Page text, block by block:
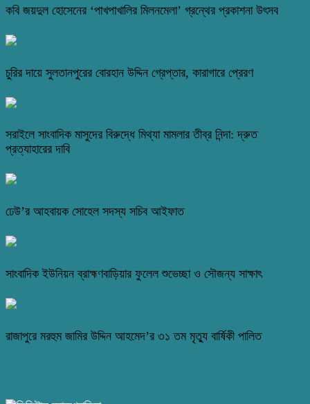
কবি জয়দুল হোসেনের ‘পাখপাখালির মিলনমেলা’ গ্রন্থের প্রকাশনা উৎসব
চুরির দায়ে সুলতানপুরের বোরহান উদ্দিন গ্রেপ্তার, কারাগারে প্রেরণ
সরাইলে সাংবাদিক মাসুদের বিরুদ্ধে মিথ্যা মামলার তীব্র নিন্দা: দ্রুত
প্রত্যাহারের দাবি
ঢেউ’র আহবায়ক সোহেল সদস্য সচিব আইফাত
সাংবাদিক ইউনিয়ন ব্রাহ্মণবাড়িয়ার ফুলেল শুভেচ্ছা ও সৌজন্য সাক্ষাৎ
রাজাপুরে মরহুম জামির উদ্দিন আহমেদ’র ৩১ তম মৃত্যু বার্ষিকী পালিত